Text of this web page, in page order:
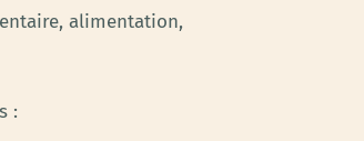
alimentation,
: